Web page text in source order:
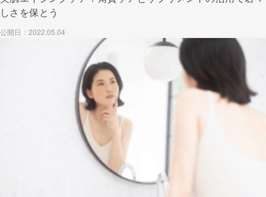
しさを保とう
公開日：2022.05.04